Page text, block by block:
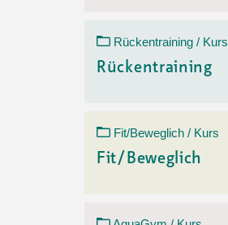
Rückentraining / Kurs
Rückentraining
Fit/Beweglich / Kurs
Fit/Beweglich